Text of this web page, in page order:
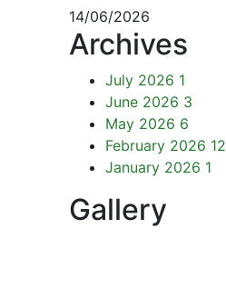
14/06/2026
Archives
July 2026 1
June 2026 3
May 2026 6
February 2026 12
January 2026 1
Gallery